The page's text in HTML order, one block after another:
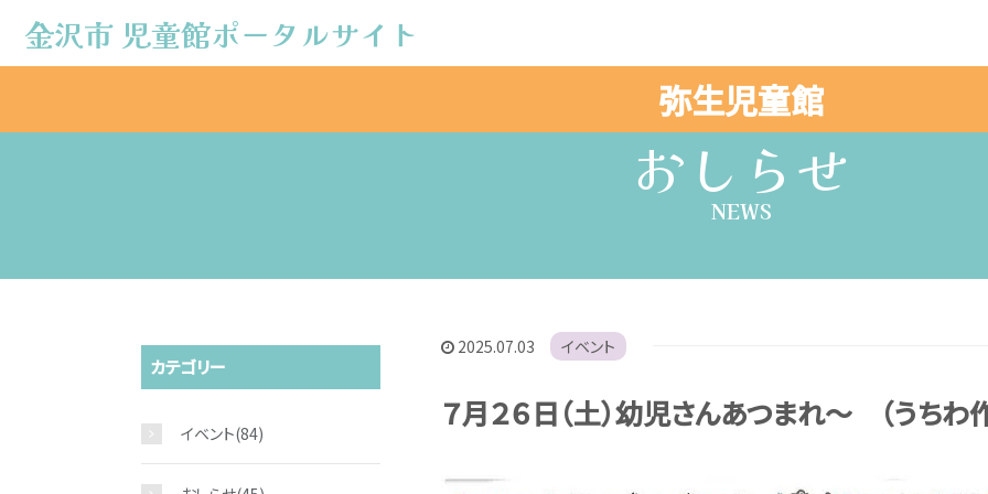
金沢市 児童館ポータルサイト
金沢市 児童館ポータルサイト
おしらせ
NEWS
2025.07.03 イベント
７月２６日（土）幼児さんあつまれ～ （うちわ
カテゴリー
イベント(84)
弥生児童館